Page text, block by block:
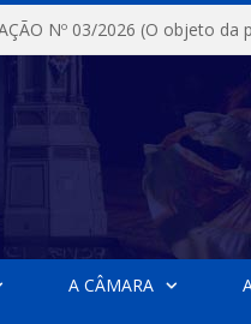
A CÂMARA